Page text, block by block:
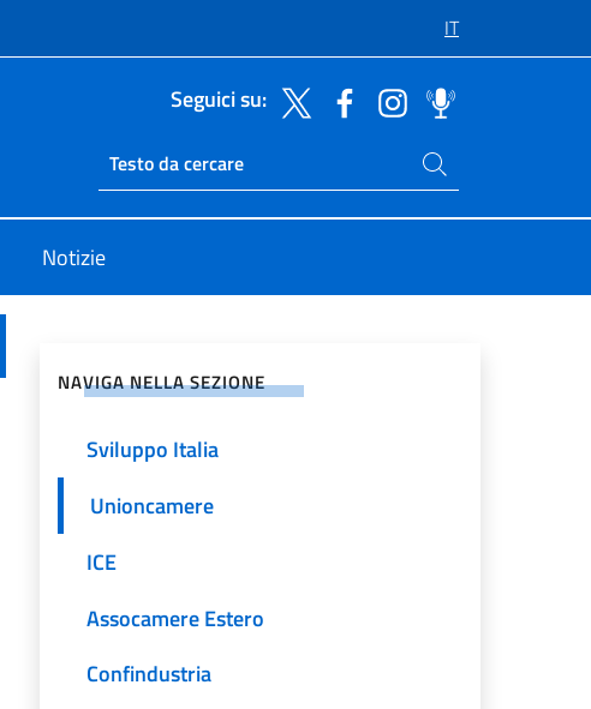
IT
Seguici su:
Ricerca sito live
Cerca nel sito
Notizie
NAVIGA NELLA SEZIONE
Sviluppo Italia
Unioncamere
ICE
Assocamere Estero
Confindustria